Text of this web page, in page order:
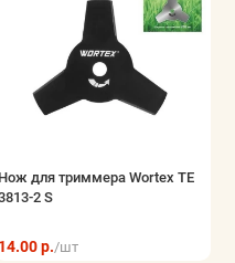
Нож для триммера Wortex TE
2 S
14.00 р./шт